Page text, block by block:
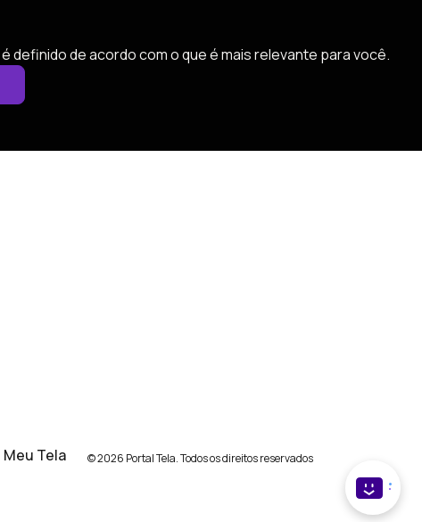
definido de acordo com o que é mais relevante para você.
Meu Tela © 2026 Portal Tela. Todos os direitos reservados